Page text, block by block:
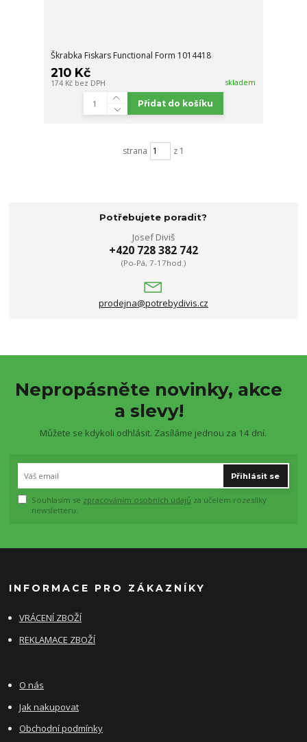
Škrabka Fiskars Functional Form 1014418
210 Kč
174 Kč bez DPH skladem
Přidat do košíku
strana z 1
Potřebujete poradit?
Josef Diviš
+420 728 382 742
(Po-Pá, 7-17hod.)
prodejna@potrebydivis.cz
Nepropásněte novinky, akce
a slevy!
Můžete se kdykoli odhlásit. Zasíláme jednou za 14 dní.
Přihlásit se
Souhlasím se zpracováním osobních údajů za účelem rozesílky
newsletteru.
INFORMACE PRO ZÁKAZNÍKY
VRÁCENÍ ZBOŽÍ
REKLAMACE ZBOŽÍ
O nás
Jak nakupovat
Obchodní podmínky